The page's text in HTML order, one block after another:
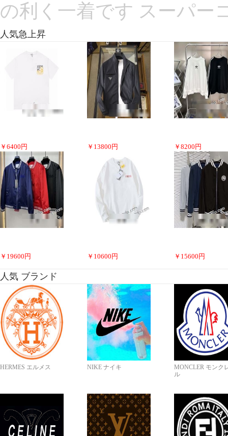
の利く一着です スーパー
人気急上昇
￥ 6400 円 ￥ 13800 円 ￥ 8200 円
￥ 19600 円 ￥ 10600 円 ￥ 15600 円
人気 ブランド
HERMES エルメス NIKE ナイキ
MONCLER モンク
ル